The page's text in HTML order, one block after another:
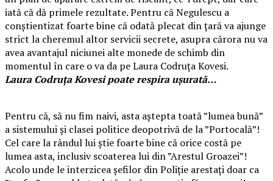
iată că dă primele rezultate. Pentru că Negulescu a
conștientizat foarte bine că odată plecat din țară va ajunge
strict la cheremul altor servicii secrete, asupra cărora nu va
avea avantajul niciunei alte monede de schimb din
momentul în care o va da pe Laura Codruța Kovesi.
Laura Codruța Kovesi poate respira ușurată…
Pentru că, să nu fim naivi, asta aștepta toată ”lumea bună”
a sistemului și clasei politice deopotrivă de la ”Portocală”!
Cel care la rândul lui știe foarte bine că orice costă pe
lumea asta, inclusiv scoaterea lui din ”Arestul Groazei”!
Acolo unde le interzicea șefilor din Poliție arestați doar ca